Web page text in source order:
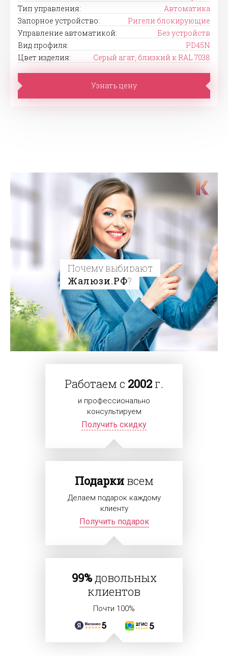
Тип управления:
Автоматика
Запорное устройство:
Ригели блокирующие
Управление автоматикой:
Без устройств
Вид профиля:
PD45N
Цвет изделия:
Серый агат, близкий к RAL 7038
Узнать цену
Почему выбирают
Жалюзи.РФ?
Работаем с 2002 г.
и профессионально
консультируем
Получить скидку
Подаркивсем
Делаем подарок каждому
клиенту
Получить подарок
99%довольных
клиентов
Почти 100%